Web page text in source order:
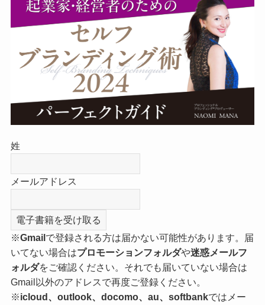
姓
メールアドレス
※Gmail で登録される方は届かない可能性があります。届
いてない場合はプロモーションフォルダや迷惑メールフ
ォルダをご確認ください。それでも届いていない場合は
Gmail以外のアドレスで再度ご登録ください。
※icloud、outlook、docomo、au、softbankではメー